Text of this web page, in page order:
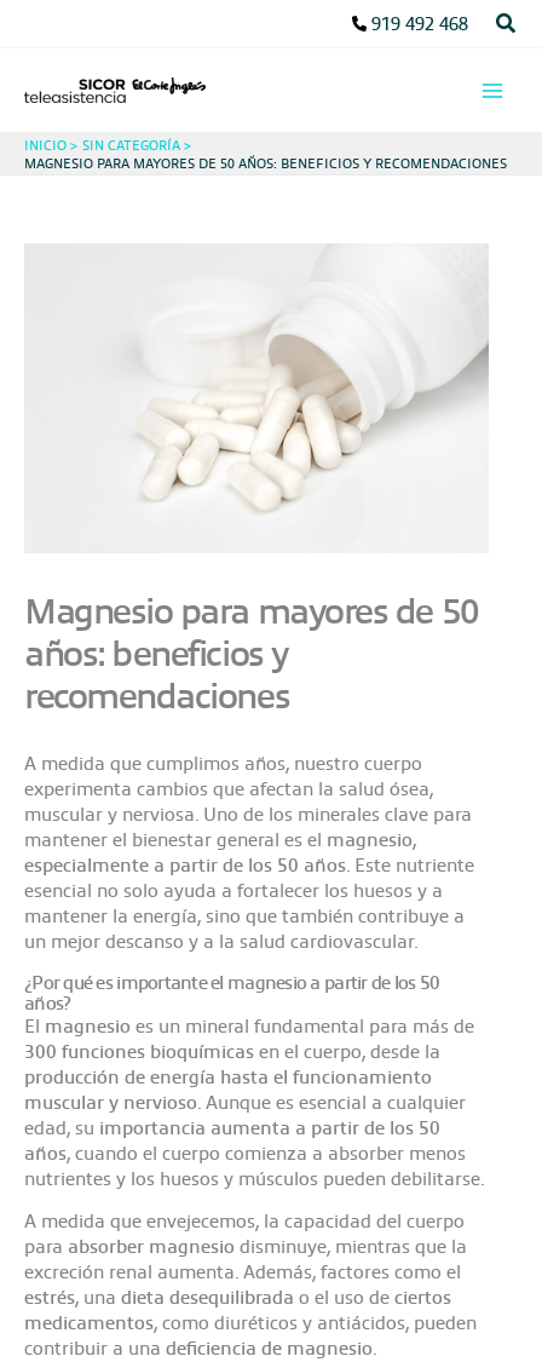
919 492 468
INICIO
SIN CATEGORÍA
MAGNESIO PARA MAYORES DE 50 AÑOS: BENEFICIOS Y RECOMENDACIONES
Magnesio para mayores de 50
años: beneficios y
recomendaciones
A medida que cumplimos años, nuestro cuerpo
experimenta cambios que afectan la salud ósea,
muscular y nerviosa. Uno de los minerales clave para
mantener el bienestar general es el magnesio,
especialmente a partir de los 50 años. Este nutriente
esencial no solo ayuda a fortalecer los huesos y a
mantener la energía, sino que también contribuye a
un mejor descanso y a la salud cardiovascular.
¿Por qué es importante el magnesio a partir de los 50
años?
El magnesio es un mineral fundamental para más de
300 funciones bioquímicas en el cuerpo, desde la
producción de energía hasta el funcionamiento
muscular y nervioso . Aunque es esencial a cualquier
edad, su importancia aumenta a partir de los 50
años, cuando el cuerpo comienza a absorber menos
nutrientes y los huesos y músculos pueden debilitarse.
A medida que envejecemos, la capacidad del cuerpo
para absorber magnesio disminuye, mientras que la
excreción renal aumenta. Además, factores como el
estrés, una dieta desequilibrada o el uso de ciertos
medicamentos, como diuréticos y antiácidos, pueden
contribuir a una deficiencia de magnesio.